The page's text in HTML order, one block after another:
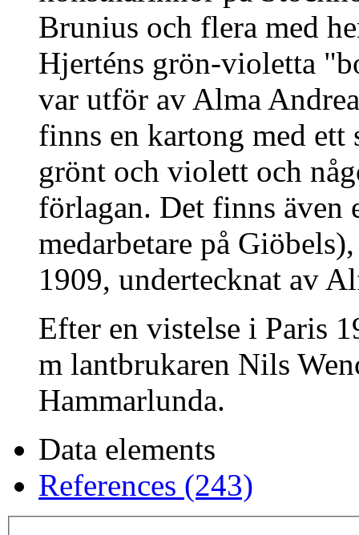
Brunius och flera med
Hjerténs grön-violetta
var utför av Alma
finns en kartong med
grönt och violett och
förlagan. Det finns
medarbetare på
1909, undertecknat av
Efter en vistelse i Paris
m lantbrukaren Nils
Hammarlunda.
Data elements
References (243)